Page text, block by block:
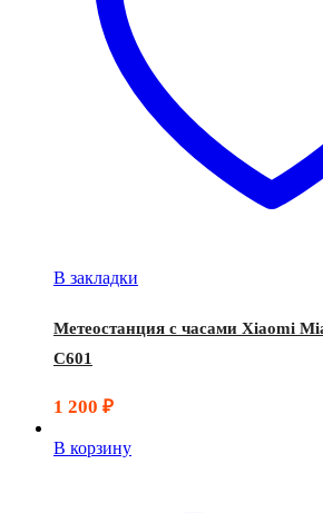
В закладки
Метеостанция с часами Xiaomi
C601
1 200 ₽
В корзину